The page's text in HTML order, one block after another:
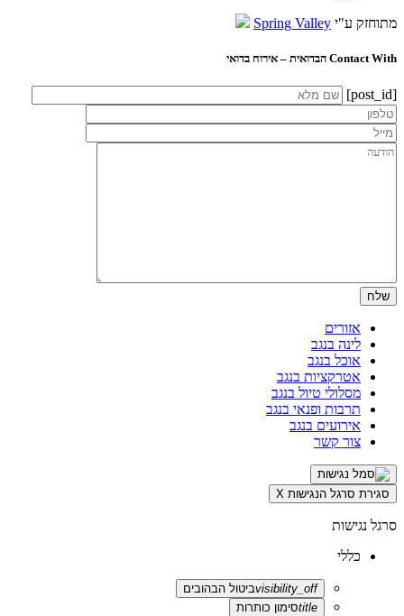
מתוחזק ע"י Spring Valley
Contact With הבדואית – אירוח בדואי
[post_id]
אזורים
לינה בנגב
אוכל בנגב
אטרקציות בנגב
מסלולי טיול בנגב
תרבות ופנאי בנגב
אירועים בנגב
צור קשר
סגירת סרגל הנגישות X
סרגל נגישות
כללי
visibility_offביטול הבהובים
titleסימון כותרות